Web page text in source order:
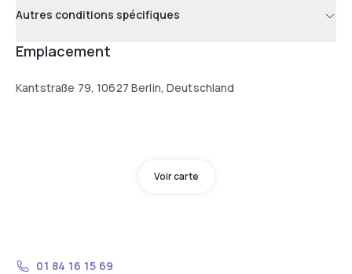
Autres conditions spécifiques
Emplacement
Kantstraße 79, 10627 Berlin, Deutschland
Voir carte
01 84 16 15 69